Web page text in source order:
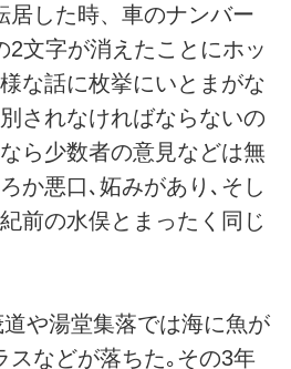
居した時、車のナンバー
2文字が消えたことにホッ
な話に枚挙にいとまがな
されなければならないの
ら少数者の意見などは無
か悪口､妬みがあり､そし
前の水俣とまったく同じ
や湯堂集落では海に魚が
スなどが落ちた｡その3年